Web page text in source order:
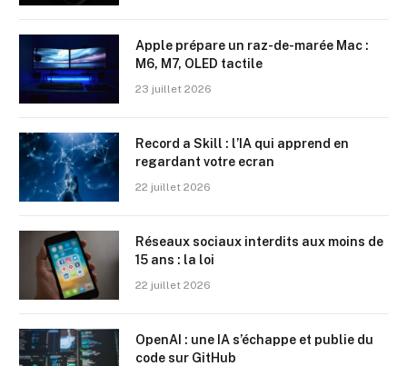
Apple prépare un raz-de-marée Mac :
M6, M7, OLED tactile
23 juillet 2026
Record a Skill : l’IA qui apprend en
regardant votre ecran
22 juillet 2026
Réseaux sociaux interdits aux moins de
15 ans : la loi
22 juillet 2026
OpenAI : une IA s’échappe et publie du
code sur GitHub